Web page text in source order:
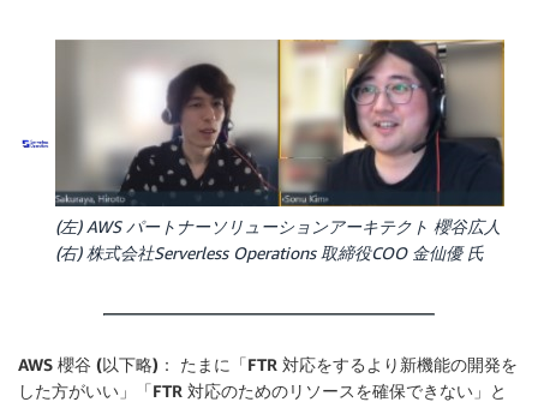
(左) AWS パートナーソリューションアーキテクト 櫻谷広人
(右) 株式会社Serverless Operations 取締役COO 金仙優 氏
AWS 櫻谷 (以下略)： たまに「FTR 対応をするより新機能の開発を
した方がいい」「FTR 対応のためのリソースを確保できない」と